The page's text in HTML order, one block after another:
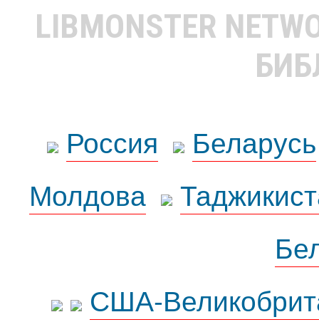
LIBMONSTER
Россия
Беларусь
Молдова
США-